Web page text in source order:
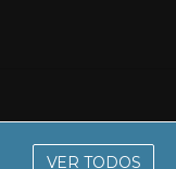
VER TODOS